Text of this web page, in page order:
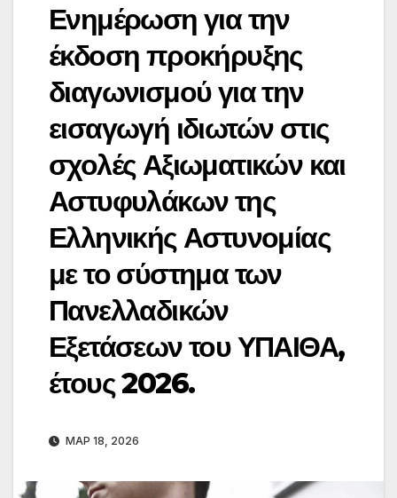
Ενημέρωση για την
έκδοση προκήρυξης
διαγωνισμού για την
εισαγωγή ιδιωτών στις
σχολές Αξιωματικών και
Αστυφυλάκων της
Ελληνικής Αστυνομίας
με το σύστημα των
Πανελλαδικών
Εξετάσεων του ΥΠΑΙΘΑ,
έτους 2026.
ΜΑΡ 18, 2026